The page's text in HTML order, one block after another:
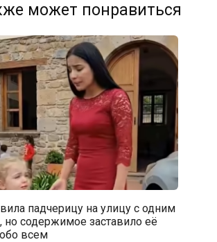
может понравиться
падчерицу на улицу с одним
содержимое заставило её
всем